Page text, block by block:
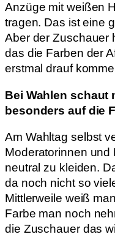
Anzüge mit weißen
tragen. Das ist eine
Aber der Zuschauer
das die Farben der
erstmal drauf
Bei Wahlen schaut
besonders auf die
Am Wahltag selbst
Moderatorinnen und
neutral zu kleiden.
da noch nicht so
Mittlerweile weiß
Farbe man noch
die Zuschauer das